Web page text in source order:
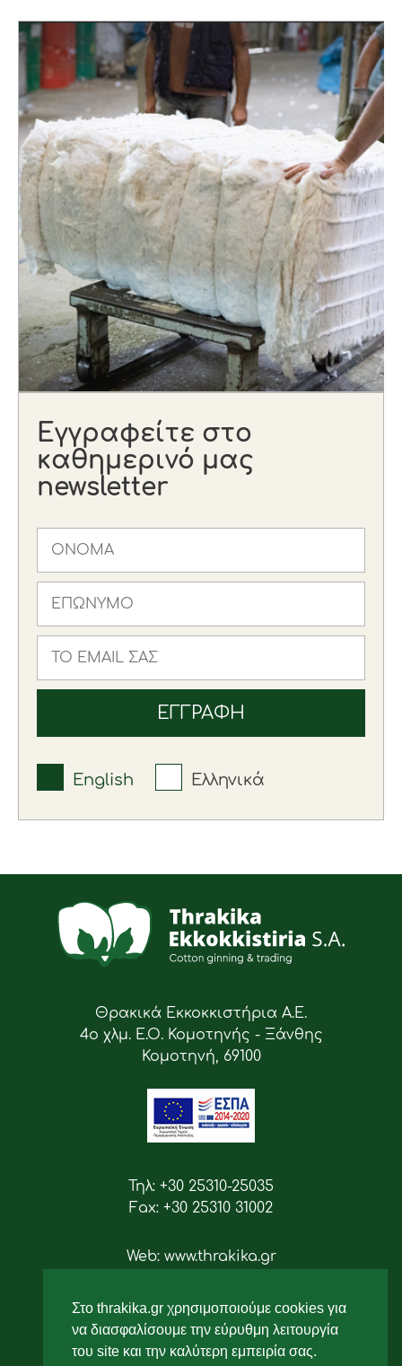
Στο thrakika.gr χρησιμοποιούμε cookies για
να διασφαλίσουμε την εύρυθμη λειτουργία
του site και την καλύτερη εμπειρία σας.
Εγγραφείτε στο
καθημερινό μας
newsletter
English Ελληνικά
Θρακικά Εκκοκκιστήρια Α.Ε.
4ο χλμ. Ε.Ο. Κομοτηνής - Ξάνθης
Κομοτηνή, 69100
Τηλ: +30 25310-25035
Fax: +30 25310 31002
Web: www.thrakika.gr
Ακολουθήστε μας